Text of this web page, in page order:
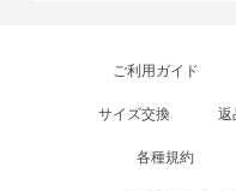
ご利用ガイド
サイズ交換 返
各種規約